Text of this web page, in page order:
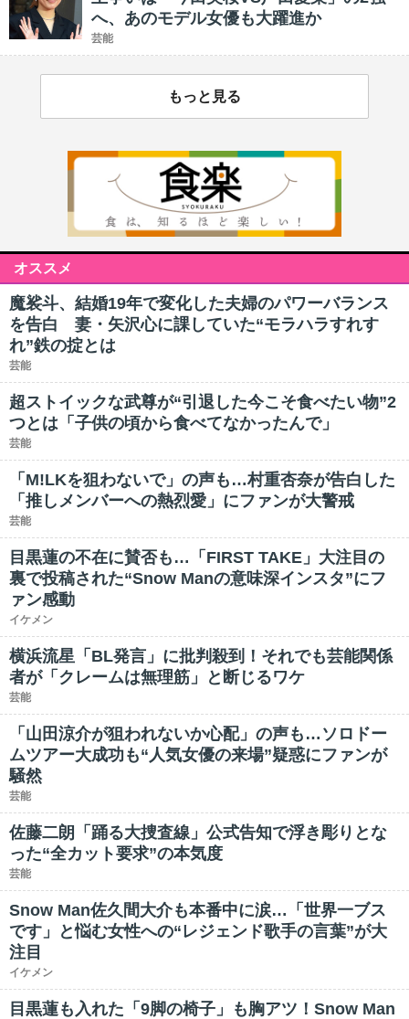
へ、あのモデル女優も大躍進か
芸能
もっと見る
オススメ
魔裟斗、結婚19年で変化した夫婦のパワーバランス
を告白 妻・矢沢心に課していた“モラハラすれす
れ”鉄の掟とは
芸能
超ストイックな武尊が“引退した今こそ食べたい物”2
つとは「子供の頃から食べてなかったんで」
芸能
「M!LKを狙わないで」の声も…村重杏奈が告白した
「推しメンバーへの熱烈愛」にファンが大警戒
芸能
目黒蓮の不在に賛否も…「FIRST TAKE」大注目の
裏で投稿された“Snow Manの意味深インスタ”にフ
ァン感動
イケメン
横浜流星「BL発言」に批判殺到！それでも芸能関係
者が「クレームは無理筋」と断じるワケ
芸能
「山田涼介が狙われないか心配」の声も…ソロドー
ムツアー大成功も“人気女優の来場”疑惑にファンが
騒然
芸能
佐藤二朗「踊る大捜査線」公式告知で浮き彫りとな
った“全カット要求”の本気度
芸能
Snow Man佐久間大介も本番中に涙…「世界一ブス
です」と悩む女性への“レジェンド歌手の言葉”が大
注目
イケメン
目黒蓮も入れた「9脚の椅子」も胸アツ！Snow Man